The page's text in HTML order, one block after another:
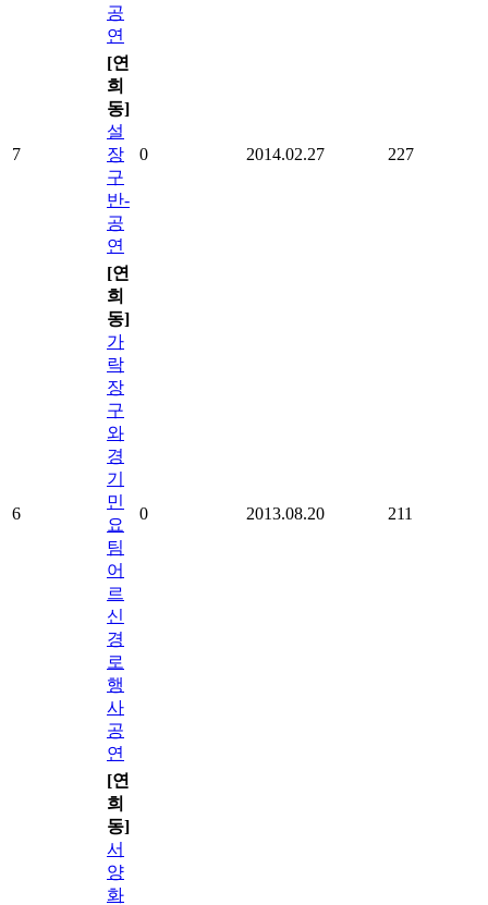
공
연
7
[연
희
동]
설
장
구
반-
공
연
0 2014.02.27 227
6
[연
희
동]
가
락
장
구
와
경
기
민
요
팀
어
르
신
경
로
행
사
공
연
0 2013.08.20 211
[연
희
동]
서
양
화